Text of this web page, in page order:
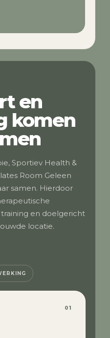
en
komen
Sportiev Health &
Room Geleen
samen. Hierdoor
en doelgericht
locatie.
01